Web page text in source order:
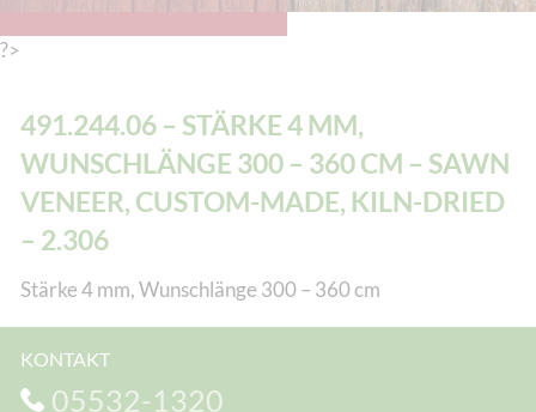
?>
491.244.06 – STÄRKE 4 MM,
WUNSCHLÄNGE 300 – 360 CM – SAWN
VENEER, CUSTOM-MADE, KILN-DRIED
– 2.306
Stärke 4 mm, Wunschlänge 300 – 360 cm
KONTAKT
05532-1320